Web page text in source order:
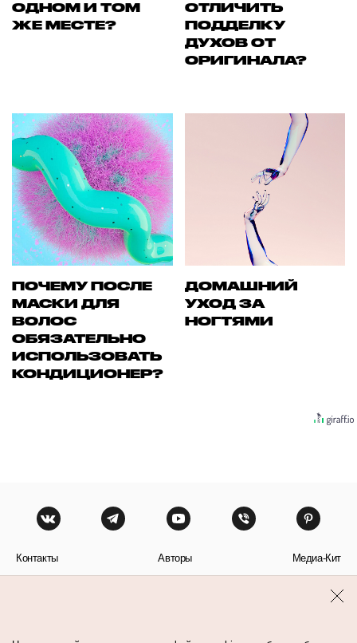
ОДНОМ И ТОМ
ЖЕ МЕСТЕ?
ОТЛИЧИТЬ
ПОДДЕЛКУ
ДУХОВ ОТ
ОРИГИНАЛА?
ПОЧЕМУ ПОСЛЕ
МАСКИ ДЛЯ
ВОЛОС
ОБЯЗАТЕЛЬНО
ИСПОЛЬЗОВАТЬ
КОНДИЦИОНЕР?
ДОМАШНИЙ
УХОД ЗА
НОГТЯМИ
Контакты Авторы Медиа-Кит